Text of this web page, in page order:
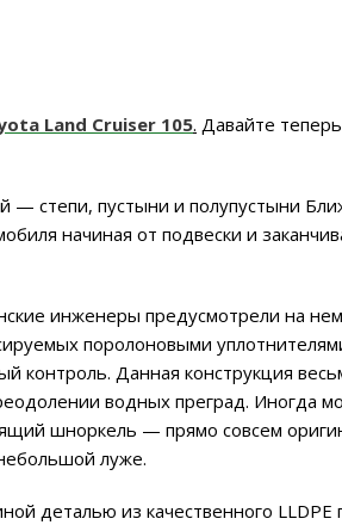
Land Cruiser 105. Давайте
— степи, пустыни и полупустыни
начиная от подвески и
инженеры предусмотрели на
поролоновыми
контроль. Данная конструкция
водных преград. Иногда
шноркель — прямо совсем
луже.
деталью из качественного LLDPE